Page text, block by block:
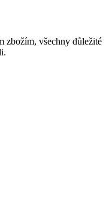
zbožím, všechny důležité